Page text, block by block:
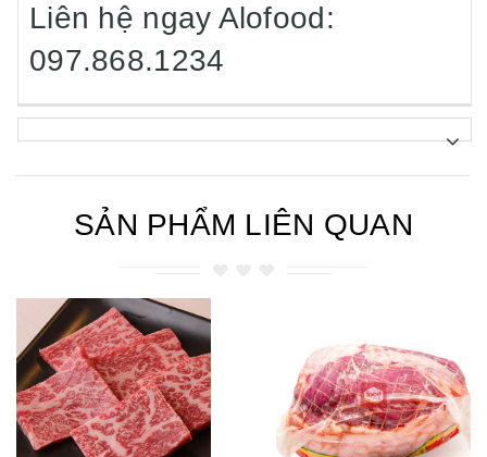
Liên hệ ngay Alofood:
097.868.1234
SẢN PHẨM LIÊN QUAN